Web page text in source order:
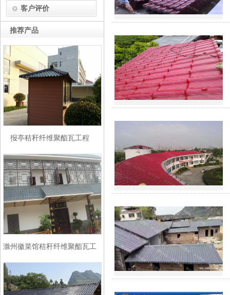
客户评价
推荐产品
报亭秸秆纤维聚酯瓦工程
滁州徽菜馆秸秆纤维聚酯瓦工